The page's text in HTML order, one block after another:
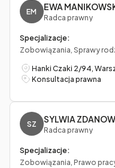
EM EWA
Radca prawny
Specjalizacje:
Zobowiązania, Sprawy
Hanki Czaki 2/94,
Konsultacja prawna
SZ SYLWIA
Radca prawny
Specjalizacje:
Zobowiązania, Prawo